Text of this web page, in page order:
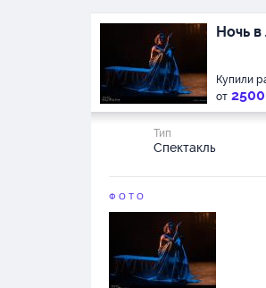
Ночь в
Купили
от 2500
Тип
Спектакль
ФОТО